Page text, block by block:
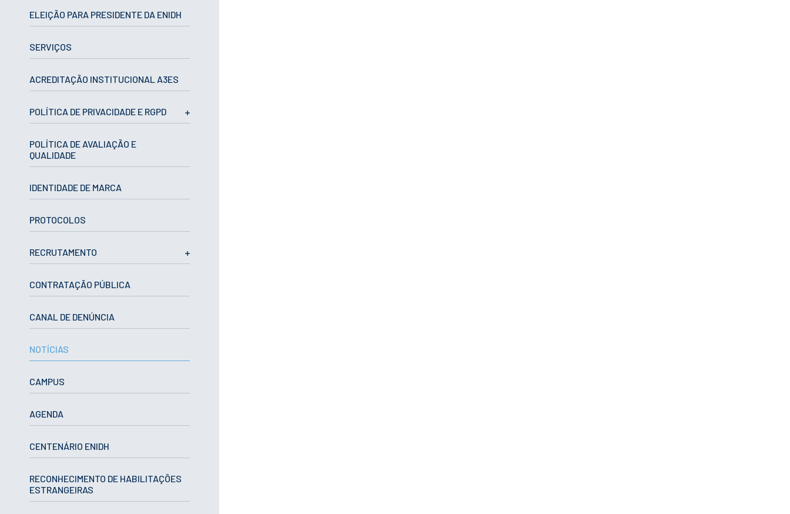
Mestrados
Cursos TeSP
Mestrados
Cursos TeSP
Estudantes
Internacionais
Cursos
Preparatórios
ERASMUS +
Informação
Académica
Gabinete de
Apoio ao
Guia do
Estudante
Projetos
BIBLIOTECA
Informação geral
Biblioteca
Insights
ELEIÇÃO PARA PRESIDENTE DA ENIDH
SERVIÇOS
ACREDITAÇÃO INSTITUCIONAL A3ES
POLÍTICA DE PRIVACIDADE E RGPD
POLÍTICA DE AVALIAÇÃO E
QUALIDADE
IDENTIDADE DE MARCA
PROTOCOLOS
RECRUTAMENTO
CONTRATAÇÃO PÚBLICA
CANAL DE DENÚNCIA
NOTÍCIAS
CAMPUS
AGENDA
CENTENÁRIO ENIDH
RECONHECIMENTO DE HABILITAÇÕES
ESTRANGEIRAS